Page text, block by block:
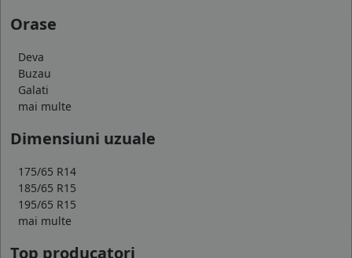
Orase
Deva
Buzau
Galati
mai multe
Dimensiuni uzuale
175/65 R14
185/65 R15
195/65 R15
mai multe
Top producatori